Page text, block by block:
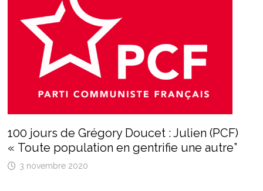
100 jours de Grégory Doucet : Julien (PCF)
« Toute population en gentrifie une autre”
3 novembre 2020